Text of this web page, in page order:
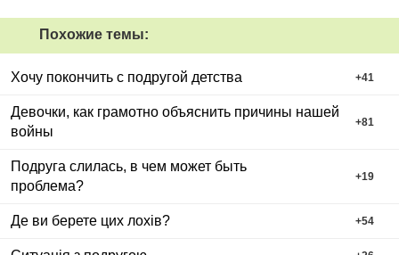
Похожие темы:
Хочу покончить с подругой детства +41
Девочки, как грамотно объяснить причины нашей
войны
+81
Подруга слилась, в чем может быть
проблема?
+19
Де ви берете цих лохів? +54